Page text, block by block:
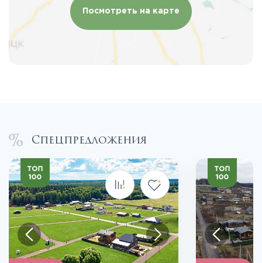
Посмотреть на карте
Спецпредложения